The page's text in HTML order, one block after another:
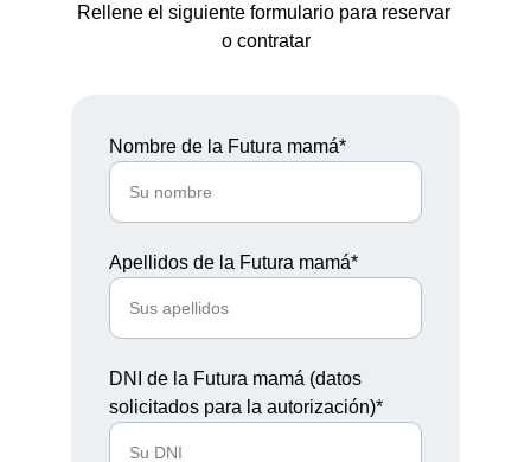
Rellene el siguiente formulario para reservar
o contratar
Nombre de la Futura mamá*
Apellidos de la Futura mamá*
DNI de la Futura mamá (datos
solicitados para la autorización)*